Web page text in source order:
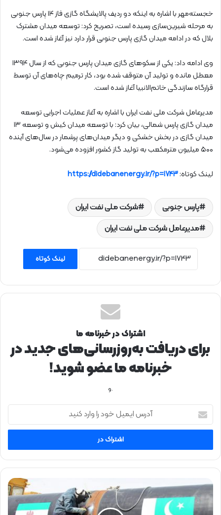
خجسته‌مهر با اشاره به اینکه دو ردیف پالایشگاه گازی فاز ۱۴ پارس جنوبی
به مرحله شیرین‌سازی رسیده است، تصریح کرد: توسعه میدان مشترک
بلال که در ادامه میدان گازی پارس جنوبی قرار دارد نیز آغاز شده است.
وی ادامه داد: یکی از سکوهای گازی میدان پارس جنوبی که از سال ۱۳۹۴
معطل مانده و تولید آن متوقف شده بود، کار ترمیم چاه‌های آن توسط
قرارگاه سازندگی خاتم‌الانبیا آغاز شده است.
مدیرعامل شرکت ملی نفت ایران با اشاره به آغاز عملیات اجرایی توسعه
میدان گازی پارس شمالی، بیان کرد: با توسعه میدان کیش و توسعه ۱۳
میدان گازی در بخش خشکی و دیگر میدان‌های پرشمار در سال‌های آینده
۵۰۰ میلیون مترمکعب به تولید گاز کشور افزوده می‌شود.
لینک کوتاه:https://didebanenergy.ir/?p=1743
پارس جنوبی
شرکت ملی نفت ایران
مدیرعامل شرکت ملی نفت ایران
لینک کوتاه
اشتراک در خبرنامه ما
برای دریافت به‌روزرسانی‌های جدید در
خبرنامه ما عضو شوید!
.و
آ
ر
ا
ی
م
ی
ل
و
گ